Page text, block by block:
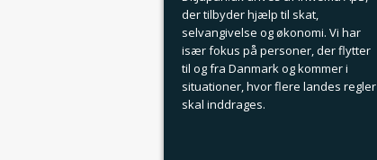
der tilbyder hjælp til skat,
selvangivelse og økonomi. Vi har
især fokus på personer, der flytter
til og fra Danmark og kommer i
situationer, hvor flere landes regler
skal inddrages.